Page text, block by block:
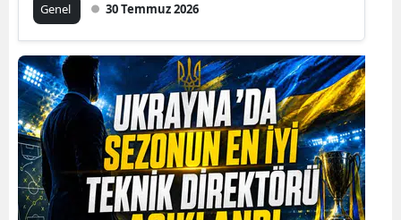
Genel 30 Temmuz 2026